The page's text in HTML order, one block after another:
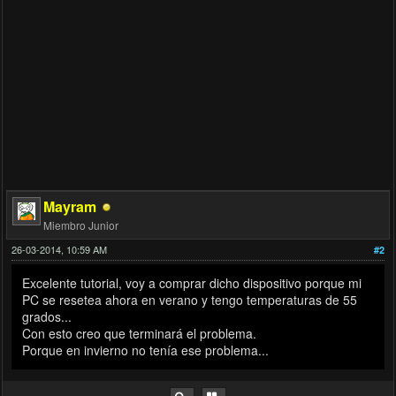
Mayram
Miembro Junior
#2
26-03-2014, 10:59 AM
Excelente tutorial, voy a comprar dicho dispositivo porque mi
PC se resetea ahora en verano y tengo temperaturas de 55
grados...
Con esto creo que terminará el problema.
Porque en invierno no tenía ese problema...